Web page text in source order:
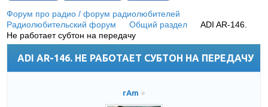
Форум про радио / форум радиолюбителей
Радиолюбительский форум
Общий раздел
ADI AR-146.
Не работает субтон на передачу
ADI AR-146. НЕ РАБОТАЕТ СУБТОН НА ПЕРЕДАЧУ
rAm